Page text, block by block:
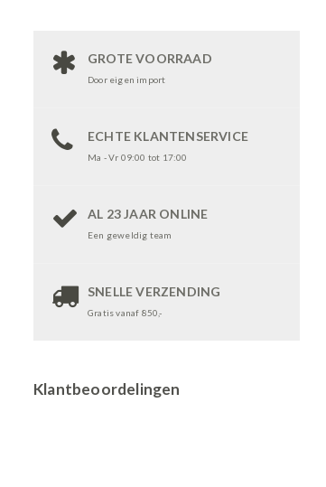
GROTE VOORRAAD
Door eigen import
ECHTE KLANTENSERVICE
Ma - Vr 09:00 tot 17:00
AL 23 JAAR ONLINE
Een geweldig team
SNELLE VERZENDING
Gratis vanaf 850,-
Klantbeoordelingen